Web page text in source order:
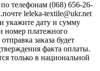
телефонам (068) 656-26-
leleka-textile@ukr.net
укажите дату и сумму
номер платежного
заказа будет
факта оплаты.
только в национальной